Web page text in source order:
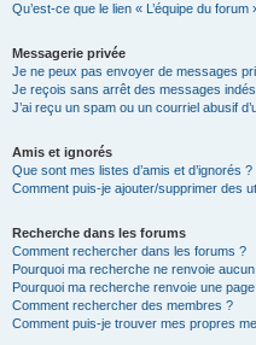
Qu’est-ce que le lien « L’équipe du forum
Messagerie privée
Je ne peux pas envoyer de messages
Je reçois sans arrêt des messages
J’ai reçu un spam ou un courriel abusif
Amis et ignorés
Que sont mes listes d’amis et d’ignorés ?
Comment puis-je ajouter/supprimer des
Recherche dans les forums
Comment rechercher dans les forums ?
Pourquoi ma recherche ne renvoie
Pourquoi ma recherche renvoie une
Comment rechercher des membres ?
Comment puis-je trouver mes propres